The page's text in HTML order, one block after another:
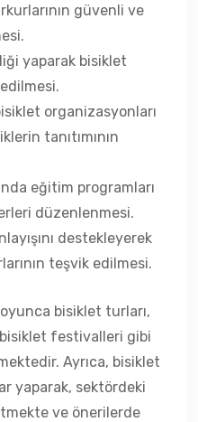
güvenli ve
yaparak bisiklet
organizasyonları
tanıtımının
eğitim programları
düzenlenmesi.
destekleyerek
teşvik edilmesi.
bisiklet turları,
festivalleri gibi
Ayrıca, bisiklet
yaparak, sektördeki
ve önerilerde